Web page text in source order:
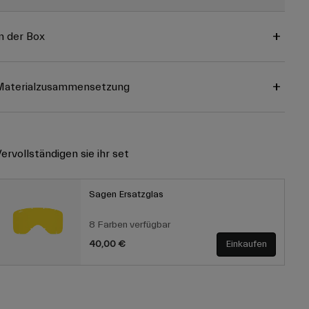
der Box
sie ihr set
Sagen Ersatzglas
8 Farben verfügbar
40,00 €
Einkaufen